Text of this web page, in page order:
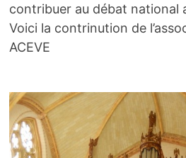
contribuer au débat national
Voici la contrinution de
ACEVE